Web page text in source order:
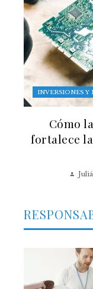
INVERSIONES Y
Cómo
fortalece